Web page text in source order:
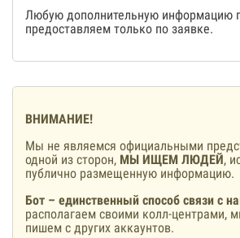
Любую дополнительную информацию
предоставляем только по заявке.
ВНИМАНИЕ!
Мы не являемся официальными
одной из сторон, МЫ ИЩЕМ ЛЮДЕЙ,
публично размещенную информацию.
Бот – единственный способ связи с
располагаем своими колл-центрами,
пишем с других аккаунтов.